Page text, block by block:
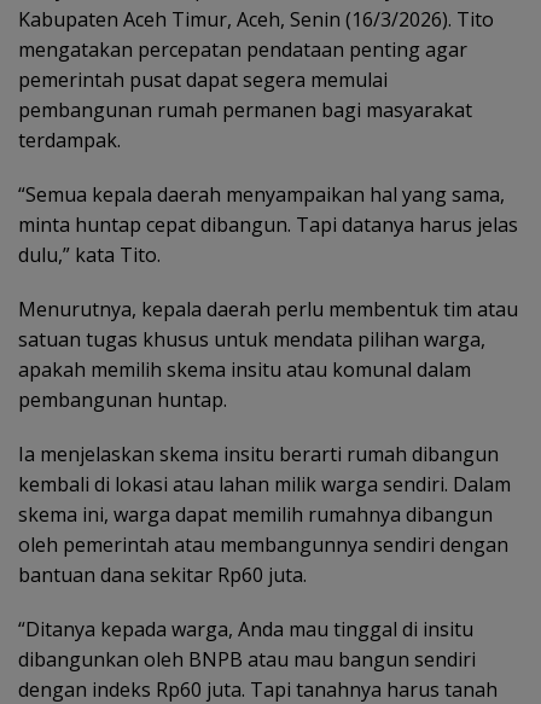
Kabupaten Aceh Timur, Aceh, Senin (16/3/2026). Tito
mengatakan percepatan pendataan penting agar
pemerintah pusat dapat segera memulai
pembangunan rumah permanen bagi masyarakat
terdampak.
“Semua kepala daerah menyampaikan hal yang sama,
minta huntap cepat dibangun. Tapi datanya harus jelas
dulu,” kata Tito.
Menurutnya, kepala daerah perlu membentuk tim atau
satuan tugas khusus untuk mendata pilihan warga,
apakah memilih skema insitu atau komunal dalam
pembangunan huntap.
Ia menjelaskan skema insitu berarti rumah dibangun
kembali di lokasi atau lahan milik warga sendiri. Dalam
skema ini, warga dapat memilih rumahnya dibangun
oleh pemerintah atau membangunnya sendiri dengan
bantuan dana sekitar Rp60 juta.
“Ditanya kepada warga, Anda mau tinggal di insitu
dibangunkan oleh BNPB atau mau bangun sendiri
dengan indeks Rp60 juta. Tapi tanahnya harus tanah